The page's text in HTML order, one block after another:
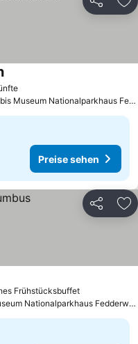
Teilen
Preise sehen
Preise sehen
Museum Nationalparkhaus
Preise sehen
Teilen
FrühstücksbuffetPreise
Nationalparkhaus